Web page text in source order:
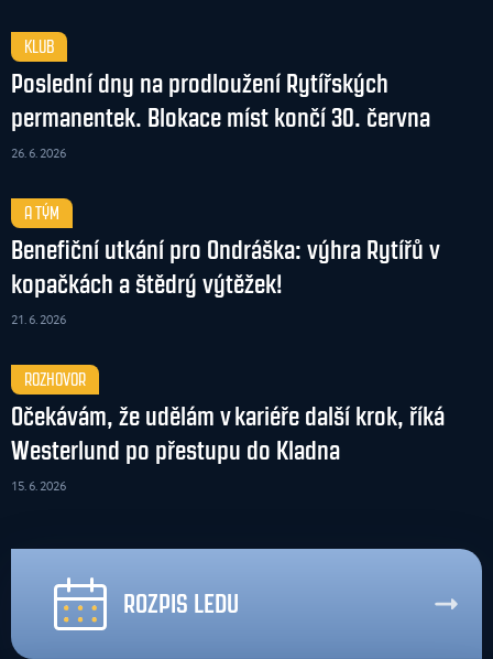
KLUB
Poslední dny na prodloužení Rytířských
permanentek. Blokace míst končí 30. června
26. 6. 2026
A TÝM
Benefiční utkání pro Ondráška: výhra Rytířů v
kopačkách a štědrý výtěžek!
21. 6. 2026
ROZHOVOR
Očekávám, že udělám v kariéře další krok, říká
Westerlund po přestupu do Kladna
15. 6. 2026
ROZPIS LEDU